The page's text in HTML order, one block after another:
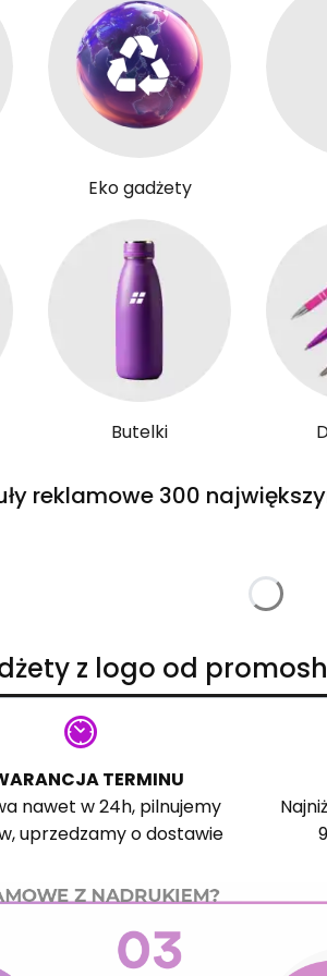
Eko gadżety
Butelki
reklamowe 300
z logo od
TERMINU
nawet w 24h, pilnujemy
uprzedzamy o dostawie